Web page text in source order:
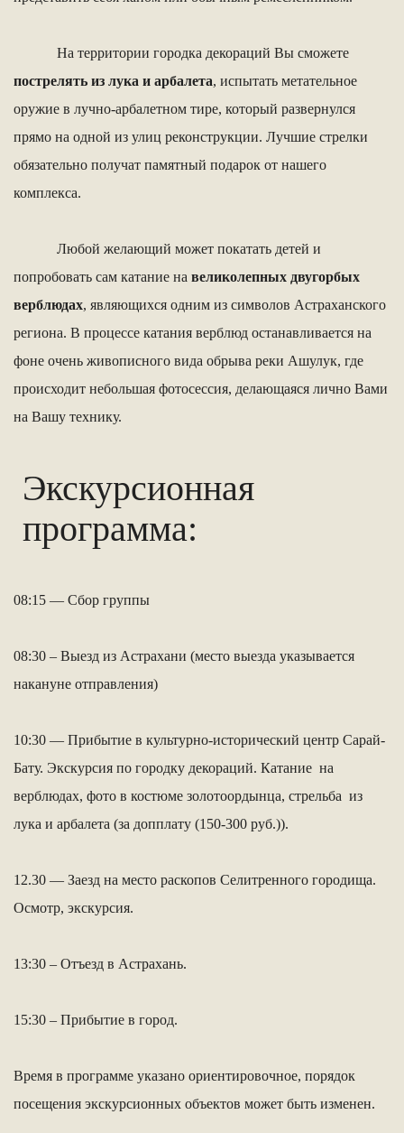
На территории городка декораций Вы сможете
пострелять из лука и арбалета, испытать метательное
оружие в лучно-арбалетном тире, который развернулся
прямо на одной из улиц реконструкции. Лучшие стрелки
обязательно получат памятный подарок от нашего
комплекса.
Любой желающий может покатать детей и
попробовать сам катание на великолепных двугорбых
верблюдах, являющихся одним из символов Астраханского
региона. В процессе катания верблюд останавливается на
фоне очень живописного вида обрыва реки Ашулук, где
происходит небольшая фотосессия, делающаяся лично Вами
на Вашу технику.
Экскурсионная
программа:
08:15 — Сбор группы
08:30 – Выезд из Астрахани (место выезда указывается
накануне отправления)
10:30 — Прибытие в культурно-исторический центр Сарай-
Бату. Экскурсия по городку декораций. Катание на
верблюдах, фото в костюме золотоордынца, стрельба из
лука и арбалета (за допплату (150-300 руб.)).
12.30 — Заезд на место раскопов Селитренного городища.
Осмотр, экскурсия.
13:30 – Отъезд в Астрахань.
15:30 – Прибытие в город.
Время в программе указано ориентировочное, порядок
посещения экскурсионных объектов может быть изменен.